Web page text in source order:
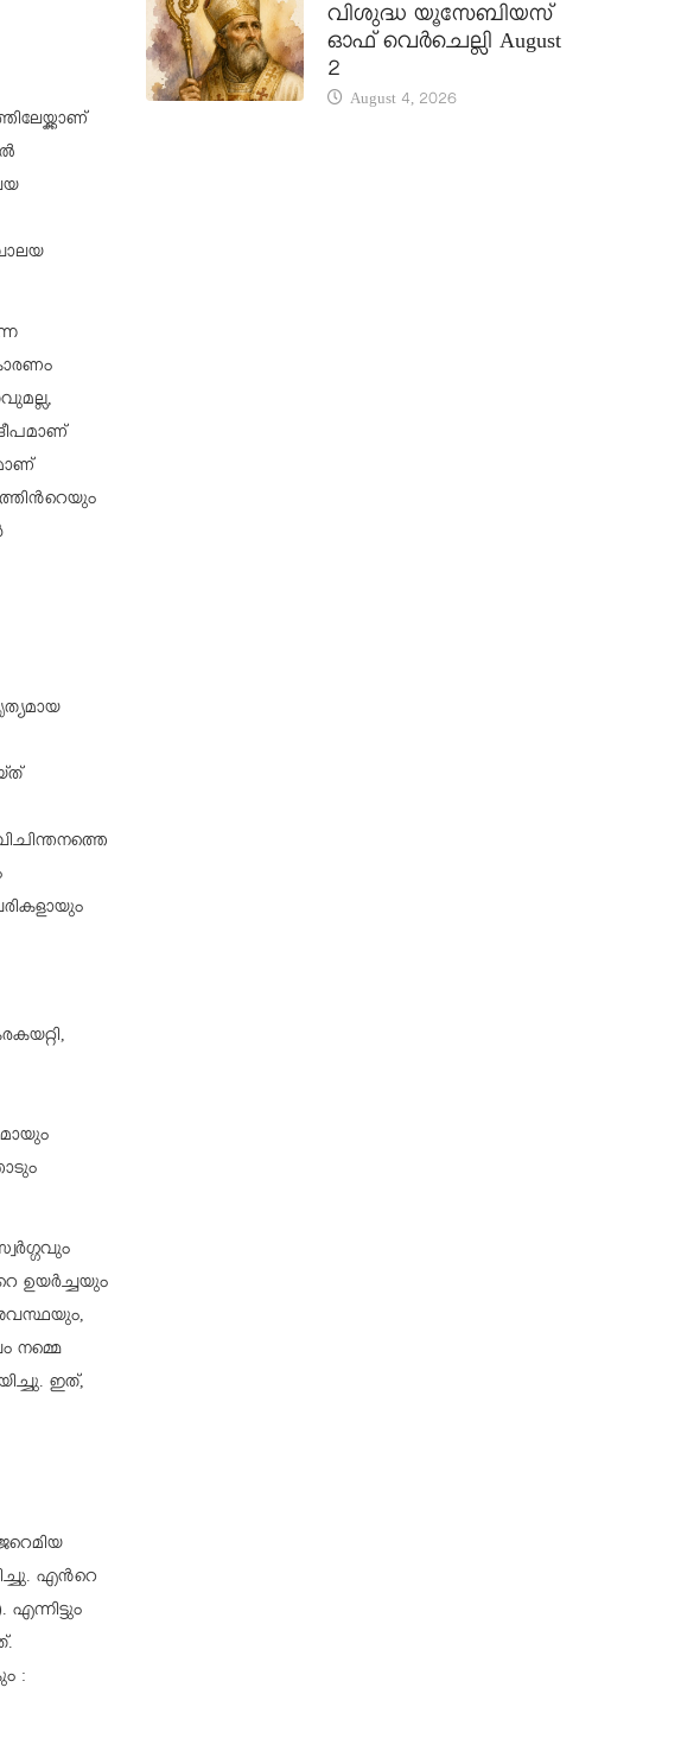
ഉയര്‍ച്ചയും
നമ്മെ
ഇത്,
എന്‍റെ
:
വിശുദ്ധ യൂസേബിയസ്
ഓഫ് വെർചെല്ലി August
2
August 4, 2026